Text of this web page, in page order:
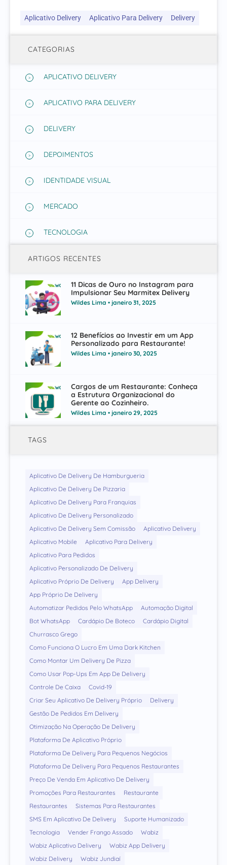
Aplicativo Delivery Aplicativo Para Delivery Delivery
CATEGORIAS
APLICATIVO DELIVERY
APLICATIVO PARA DELIVERY
DELIVERY
DEPOIMENTOS
IDENTIDADE VISUAL
MERCADO
TECNOLOGIA
ARTIGOS RECENTES
11 Dicas de Ouro no Instagram para
Impulsionar Seu Marmitex Delivery
Wildes Lima janeiro 31, 2025
12 Benefícios ao Investir em um App
Personalizado para Restaurante!
Wildes Lima janeiro 30, 2025
Cargos de um Restaurante: Conheça
a Estrutura Organizacional do
Gerente ao Cozinheiro.
Wildes Lima janeiro 29, 2025
TAGS
Aplicativo De Delivery De Hamburgueria
Aplicativo De Delivery De Pizzaria
Aplicativo De Delivery Para Franquias
Aplicativo De Delivery Personalizado
Aplicativo De Delivery Sem Comissão
Aplicativo Delivery
Aplicativo Mobile
Aplicativo Para Delivery
Aplicativo Para Pedidos
Aplicativo Personalizado De Delivery
Aplicativo Próprio De Delivery
App Delivery
App Próprio De Delivery
Automatizar Pedidos Pelo WhatsApp
Automação Digital
Bot WhatsApp
Cardápio De Boteco
Cardápio Digital
Churrasco Grego
Como Funciona O Lucro Em Uma Dark Kitchen
Como Montar Um Delivery De Pizza
Como Usar Pop-Ups Em App De Delivery
Controle De Caixa
Covid-19
Criar Seu Aplicativo De Delivery Próprio
Delivery
Gestão De Pedidos Em Delivery
Otimização Na Operação De Delivery
Plataforma De Aplicativo Próprio
Plataforma De Delivery Para Pequenos Negócios
Plataforma De Delivery Para Pequenos Restaurantes
Preço De Venda Em Aplicativo De Delivery
Promoções Para Restaurantes
Restaurante
Restaurantes
Sistemas Para Restaurantes
SMS Em Aplicativo De Delivery
Suporte Humanizado
Tecnologia
Vender Frango Assado
Wabiz
Wabiz Aplicativo Delivery
Wabiz App Delivery
Wabiz Delivery
Wabiz Jundiaí